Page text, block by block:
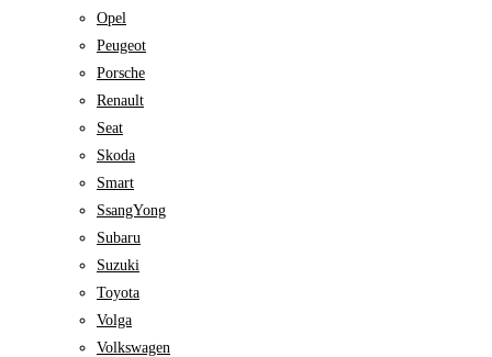
Opel
Peugeot
Porsche
Renault
Seat
Skoda
Smart
SsangYong
Subaru
Suzuki
Toyota
Volga
Volkswagen